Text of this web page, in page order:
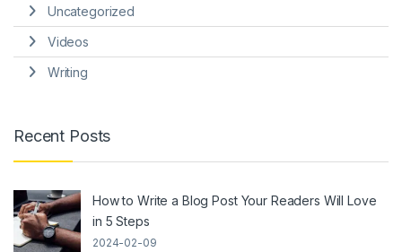
Uncategorized
Videos
Writing
Recent Posts
How to Write a Blog Post Your Readers Will Love
in 5 Steps
2024-02-09